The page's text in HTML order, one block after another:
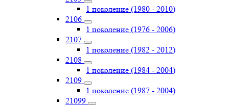
1 поколение (1980 - 2010)
2106
1 поколение (1976 - 2006)
2107
1 поколение (1982 - 2012)
2108
1 поколение (1984 - 2004)
2109
1 поколение (1987 - 2004)
21099